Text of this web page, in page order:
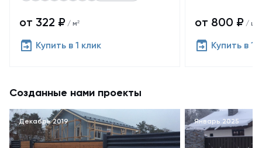
от 322 ₽ / м²
Купить в 1 клик
от 800 ₽ / шт
Купить в 1
Созданные нами проекты
Декабрь 2019 Январь 2025